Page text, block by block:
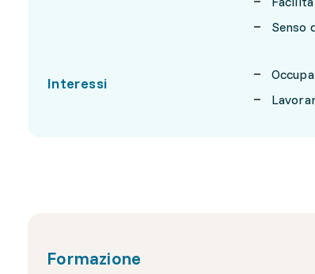
Senso
Interessi
Formazione